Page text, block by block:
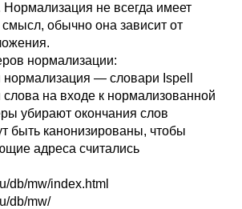
Нормализация не всегда имеет
смысл, обычно она зависит от
нормализации:
нормализация — словари Ispell
слова на входе к нормализованной
убирают окончания слов
быть канонизированы, чтобы
адреса считались
db/mw/index.html
db/mw/